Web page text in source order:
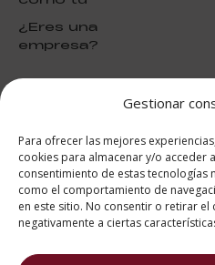
Gestionar
Para ofrecer las mejores
cookies para almacenar y/o acceder
consentimiento de estas
como el comportamiento de
en este sitio. No consentir o retirar
negativamente a ciertas
¿Eres una
empresa?
puntuación para ESAH
basado en
Valoraciones soportado por
eKomi